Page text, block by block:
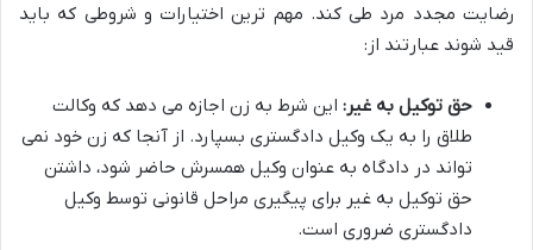
رضایت مجدد مرد طی کند. مهم ترین اختیارات و شروطی که باید
قید شوند عبارتند از:
حق توکیل به غیر: این شرط به زن اجازه می دهد که وکالت
طلاق را به یک وکیل دادگستری بسپارد. از آنجا که زن خود نمی
تواند در دادگاه به عنوان وکیل همسرش حاضر شود، داشتن
حق توکیل به غیر برای پیگیری مراحل قانونی توسط وکیل
دادگستری ضروری است.